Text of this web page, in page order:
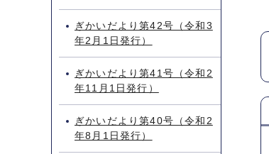
ぎかいだより第42号（令和3
年2月1日発行）
ぎかいだより第41号（令和2
年11月1日発行）
ぎかいだより第40号（令和2
年8月1日発行）